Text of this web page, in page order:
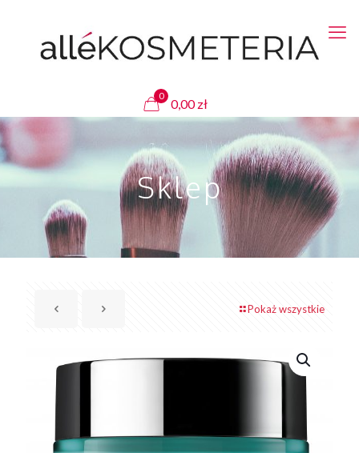
0
0,00zł
Sklep
Pokaż wszystkie